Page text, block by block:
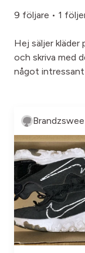
9 följare • 1
Hej säljer
och skriva med
något intressant
Brandzswee